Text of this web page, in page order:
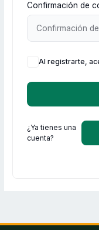
Confirmación de
Al registrarte,
¿Ya tienes una
cuenta?